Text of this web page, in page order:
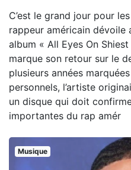
C’est le grand jour pour
rappeur américain dévoile
album « All Eyes On
marque son retour sur le
plusieurs années
personnels, l’artiste
un disque qui doit
importantes du rap amér
Musique